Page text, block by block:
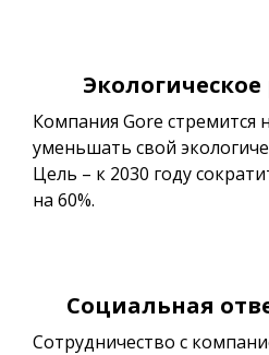
Компания Gore стремится
уменьшать свой
Цель – к 2030 году
на 60%.
Социальная
Сотрудничество с